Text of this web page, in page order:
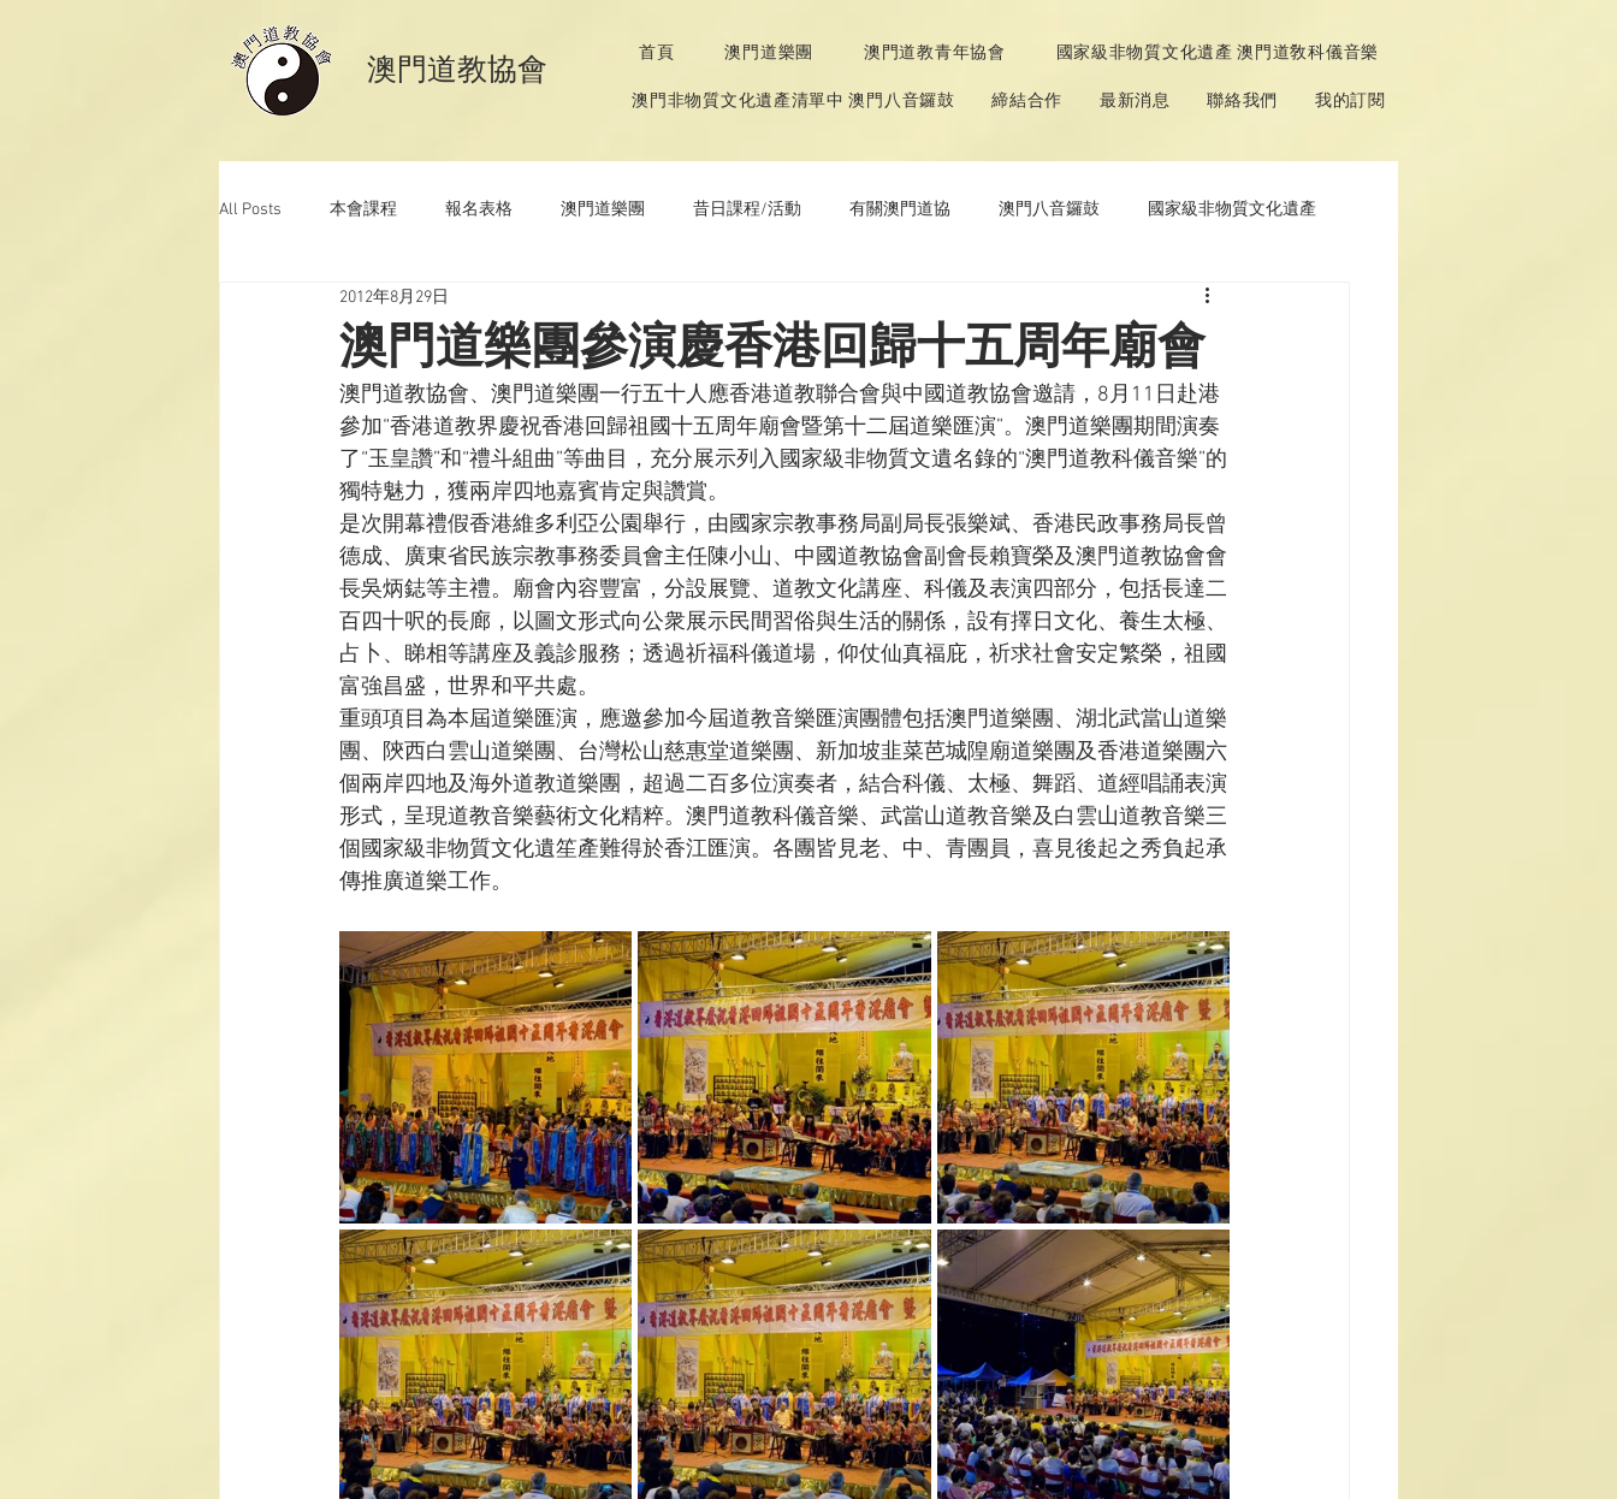
​澳門道教協會 首頁 澳門道樂團 澳門道教青年協會 國家級非物質文化遺產 澳門道敎科儀音樂
澳門非物質文化遺產清單中 澳門八音鑼鼓 締結合作 最新消息 聯絡我們 我的訂閱
All Posts 本會課程 報名表格 澳門道樂團 昔日課程/活動 有關澳門道協 澳門八音鑼鼓 國家級非物質文化遺產
澳門道教科儀音樂
澳門道樂團參演慶香港回歸十五周年廟會
2012年8月29日
澳門道教協會、澳門道樂團一行五十人應香港道教聯合會與中國道教協會邀請，8月11日赴港
參加“香港道教界慶祝香港回歸祖國十五周年廟會暨第十二屆道樂匯演”。澳門道樂團期間演奏
了“玉皇讚”和“禮斗組曲”等曲目，充分展示列入國家級非物質文遺名錄的“澳門道教科儀音樂”的
獨特魅力，獲兩岸四地嘉賓肯定與讚賞。
是次開幕禮假香港維多利亞公園舉行，由國家宗教事務局副局長張樂斌、香港民政事務局長曾
德成、廣東省民族宗教事務委員會主任陳小山、中國道教協會副會長賴寶榮及澳門道教協會會
長吳炳鋕等主禮。廟會內容豐富，分設展覽、道教文化講座、科儀及表演四部分，包括長達二
百四十呎的長廊，以圖文形式向公衆展示民間習俗與生活的關係，設有擇日文化、養生太極、
占卜、睇相等講座及義診服務；透過祈福科儀道場，仰仗仙真福庇，祈求社會安定繁榮，祖國
富強昌盛，世界和平共處。
重頭項目為本屆道樂匯演，應邀參加今屆道教音樂匯演團體包括澳門道樂團、湖北武當山道樂
團、陝西白雲山道樂團、台灣松山慈惠堂道樂團、新加坡韭菜芭城隍廟道樂團及香港道樂團六
個兩岸四地及海外道教道樂團，超過二百多位演奏者，結合科儀、太極、舞蹈、道經唱誦表演
形式，呈現道教音樂藝術文化精粹。澳門道教科儀音樂、武當山道教音樂及白雲山道教音樂三
個國家級非物質文化遺笙產難得於香江匯演。各團皆見老、中、青團員，喜見後起之秀負起承
傳推廣道樂工作。